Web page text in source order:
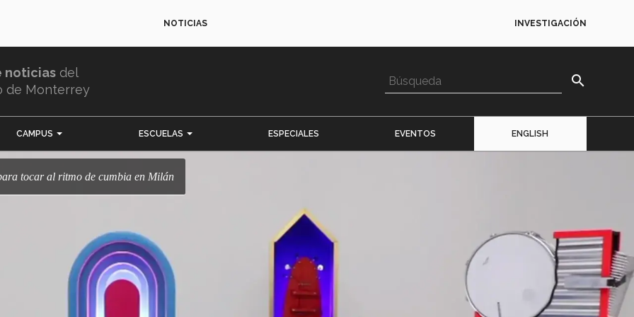
NOTICIAS INVESTIGACIÓN
noticias del
de Monterrey
search
CAMPUS ESCUELAS ESPECIALES EVENTOS ENGLISH
para tocar al ritmo de cumbia en Milán